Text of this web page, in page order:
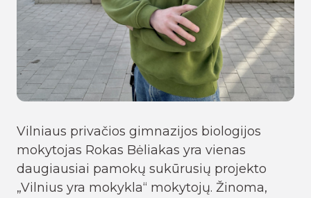
Vilniaus privačios gimnazijos biologijos
mokytojas Rokas Bėliakas yra vienas
daugiausiai pamokų sukūrusių projekto
„Vilnius yra mokykla“ mokytojų. Žinoma,